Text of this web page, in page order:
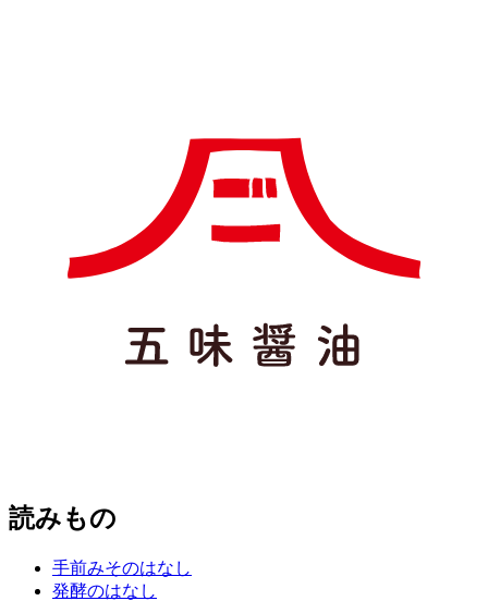
読みもの
手前みそのはなし
発酵のはなし